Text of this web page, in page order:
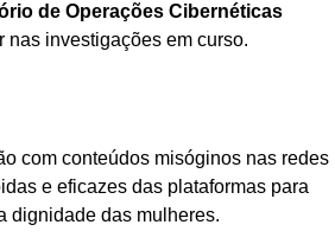
de Operações Cibernéticas
nas investigações em curso.
com conteúdos misóginos nas redes
e eficazes das plataformas para
dignidade das mulheres.